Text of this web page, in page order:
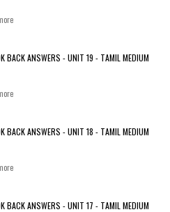
BACK ANSWERS - UNIT 19 - TAMIL MEDIUM
BACK ANSWERS - UNIT 18 - TAMIL MEDIUM
BACK ANSWERS - UNIT 17 - TAMIL MEDIUM